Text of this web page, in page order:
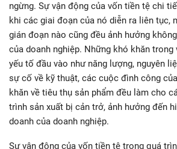
ngừng. Sự vận động của vốn tiền tệ chi
khi các giai đoạn của nó diễn ra liên tục,
gián đoạn nào cũng đều ảnh hưởng
của doanh nghiệp. Những khó khăn
yếu tố đầu vào như năng lượng, nguyên
sự cố về kỹ thuật, các cuộc đình công
khăn về tiêu thụ sản phẩm đều làm cho
trình sản xuất bị cản trở, ảnh hưởng đến
doanh của doanh nghiệp.
Sự vận động của vốn tiền tệ trong quá